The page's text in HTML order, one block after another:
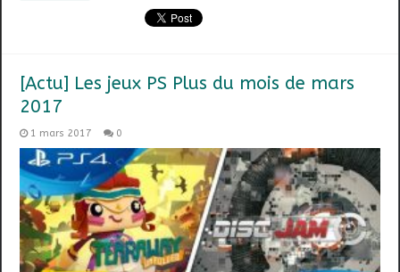
[Actu] Les jeux PS Plus du mois de mars
2017
1 mars 2017 0